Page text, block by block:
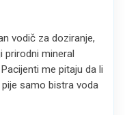
vodič za doziranje,
prirodni mineral
me pitaju da li
samo bistra voda